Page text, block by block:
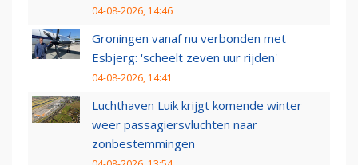
04-08-2026, 14:46
Groningen vanaf nu verbonden met
Esbjerg: 'scheelt zeven uur rijden'
04-08-2026, 14:41
Luchthaven Luik krijgt komende winter
weer passagiersvluchten naar
zonbestemmingen